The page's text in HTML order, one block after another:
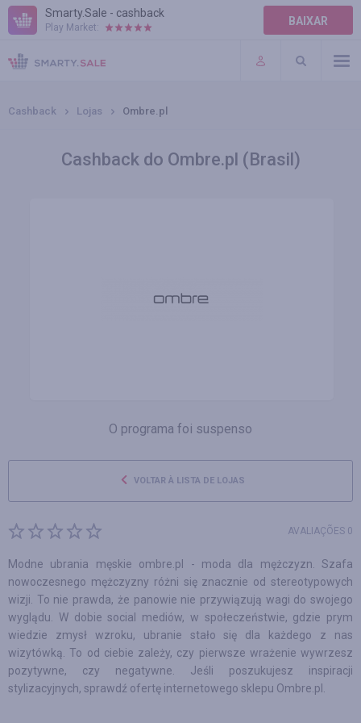
Smarty.Sale - cashback
Play Market: BAIXAR
AJUDA
TERMOS DE USO
Cashback Lojas Ombre.pl
Cashback do Ombre.pl (Brasil)
O programa foi suspenso
VOLTAR À LISTA DE LOJAS
AVALIAÇÕES 0
Modne ubrania męskie ombre.pl - moda dla mężczyzn. Szafa
nowoczesnego mężczyzny różni się znacznie od stereotypowych
wizji. To nie prawda, że panowie nie przywiązują wagi do swojego
wyglądu. W dobie social mediów, w społeczeństwie, gdzie prym
wiedzie zmysł wzroku, ubranie stało się dla każdego z nas
wizytówką. To od ciebie zależy, czy pierwsze wrażenie wywrzesz
pozytywne, czy negatywne. Jeśli poszukujesz inspiracji
stylizacyjnych, sprawdź ofertę internetowego sklepu Ombre.pl.